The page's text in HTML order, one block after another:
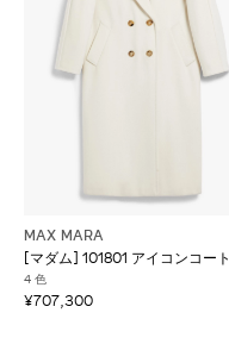
MAX MARA
[マダム] 101801 アイコンコート
4 色
¥707,300